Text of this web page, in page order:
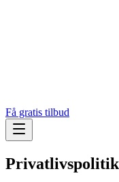
Få gratis tilbud
Privatlivspolitik